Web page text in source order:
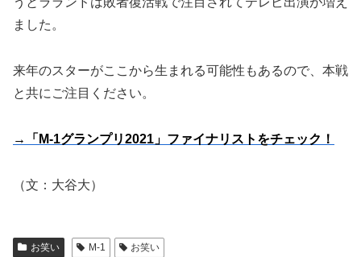
ました。
来年のスターがここから生まれる可能性もあるので、本戦
と共にご注目ください。
→「M-1グランプリ2021」ファイナリストをチェック！
（文：大谷大）
お笑い M-1 お笑い